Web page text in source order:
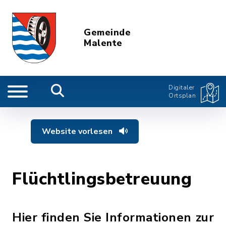
Gemeinde
Malente
Digitaler
Ortsplan
Website vorlesen
Flüchtlingsbetreuung
Hier finden Sie Informationen zur